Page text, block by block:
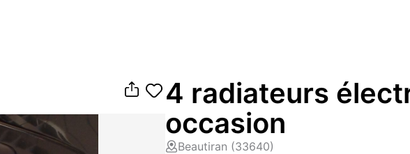
4 radiateurs
occasion
Beautiran (33640)